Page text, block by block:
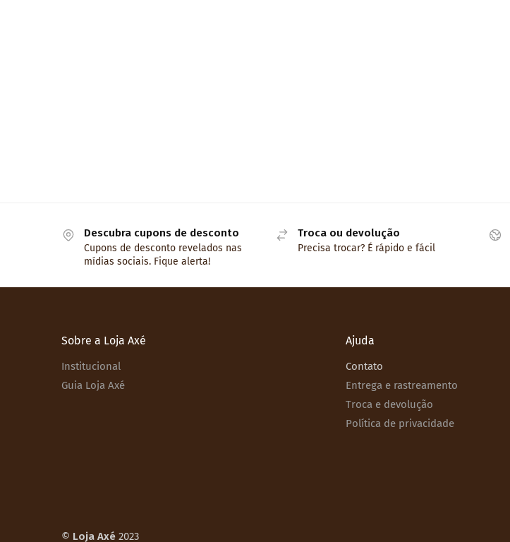
Descubra cupons de desconto
Cupons de desconto revelados nas
mídias sociais. Fique alerta!
Troca ou devolução
Precisa trocar? É rápido e fácil
Sobre a Loja Axé
Institucional
Guia Loja Axé
Ajuda
Contato
Entrega e rastreamento
Troca e devolução
Política de privacidade
© Loja Axé 2023